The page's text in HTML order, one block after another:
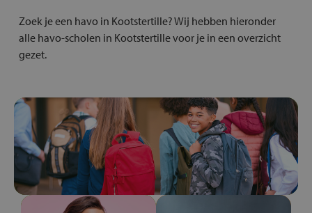
Zoek je een havo in Kootstertille? Wij hebben hieronder
alle havo-scholen in Kootstertille voor je in een overzicht
gezet.